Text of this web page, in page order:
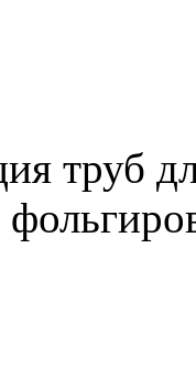
труб